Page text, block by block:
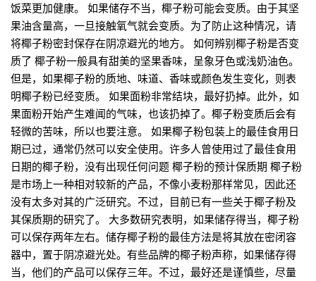
饭菜更加健康。 如果储存不当，椰子粉可能会变质。由于其坚
果油含量高，一旦接触氧气就会变质。为了防止这种情况，请
将椰子粉密封保存在阴凉避光的地方。 如何辨别椰子粉是否变
质了 椰子粉一般具有甜美的坚果香味，呈象牙色或浅奶油色。
但是，如果椰子粉的质地、味道、香味或颜色发生变化，则表
明椰子粉已经变质。 如果面粉非常结块，最好扔掉。此外，如
果面粉开始产生难闻的气味，也该扔掉了。椰子粉变质后会有
轻微的苦味，所以也要注意。 如果椰子粉包装上的最佳食用日
期已过，通常仍然可以安全使用。许多人曾使用过了最佳食用
日期的椰子粉，没有出现任何问题 椰子粉的预计保质期 椰子粉
是市场上一种相对较新的产品，不像小麦粉那样常见，因此还
没有太多对其的广泛研究。不过，目前已有一些关于椰子粉及
其保质期的研究了。 大多数研究表明，如果储存得当，椰子粉
可以保存两年左右。储存椰子粉的最佳方法是将其放在密闭容
器中，置于阴凉避光处。有些品牌的椰子粉声称，如果储存得
当，他们的产品可以保存三年。不过，最好还是谨慎些，尽量